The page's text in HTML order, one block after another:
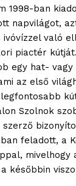
1998-ban
napvilágot,
ivóvízzel való
piactér
egy hat- vagy
az első
Szolnok
feladott, a
mivelhogy
későbbin